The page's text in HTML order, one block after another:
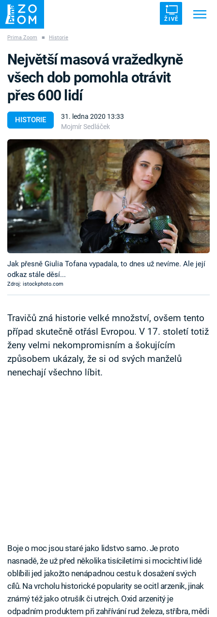
ŽIVĚ
ZÁHADY VETŘELCI DÁVNOVĚKU
Témata
Témata
Pořady
TV Program
Časopis
Sledujte prima+
Přihlášení
Sledujte nás
Prima Zoom ■ Historie
HISTORIE
31. ledna 2020 13:33
Mojmír Sedláček
Největší masová vražedkyně
všech dob pomohla otrávit
přes 600 lidí
Jak přesně Giulia Tofana vypadala, to dnes už nevíme. Ale její
odkaz stále děsí...
Zdroj: istockphoto.com
Travičů zná historie velké množství, ovšem tento
případ skutečně otřásl Evropou. V 17. století totiž
ženy velmi nekompromisním a šokujícím
způsobem ukázaly, že si od svých manželů
nenechají všechno líbit.
Boje o moc jsou staré jako lidstvo samo. Je proto
nasnadě, že už před několika tisíciletími si mocichtiví lidé
oblíbili jed jakožto nenápadnou cestu k dosažení svých
cílů. Na vrcholu historické popularity se ocitl arzenik, jinak
známý též jako otrušík či utrejch. Oxid arzenitý je
odpadním produktem při zahřívání rud železa, stříbra, mědi